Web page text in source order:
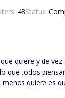
48Status:
cuando trabaja como